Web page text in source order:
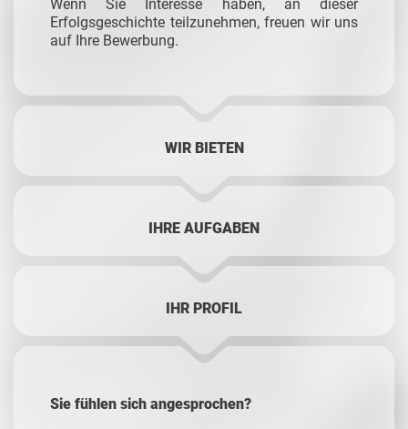
Wenn Sie Interesse haben, an dieser
Erfolgsgeschichte teilzunehmen, freuen wir uns
auf Ihre Bewerbung.
WIR BIETEN
IHRE AUFGABEN
IHR PROFIL
Sie fühlen sich angesprochen?